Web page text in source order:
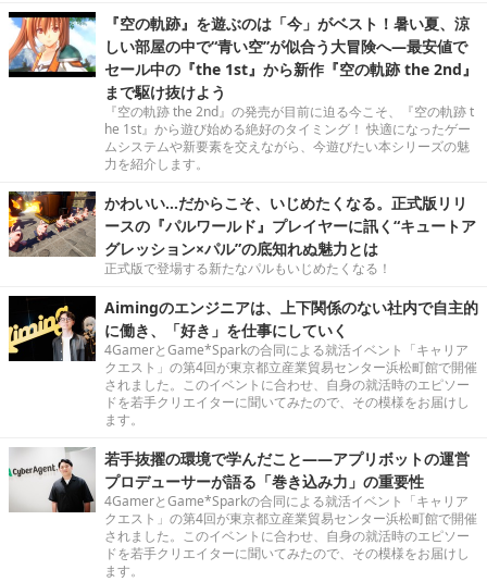
『空の軌跡』を遊ぶのは「今」がベスト！暑い夏、涼
しい部屋の中で“青い空”が似合う大冒険へ―最安値で
セール中の『the 1st』から新作『空の軌跡 the 2nd』
まで駆け抜けよう
『空の軌跡 the 2nd』の発売が目前に迫る今こそ、『空の軌跡 t
he 1st』から遊び始める絶好のタイミング！ 快適になったゲー
ムシステムや新要素を交えながら、今遊びたい本シリーズの魅
力を紹介します。
かわいい…だからこそ、いじめたくなる。正式版リリ
ースの『パルワールド』プレイヤーに訊く“キュートア
グレッション×パル”の底知れぬ魅力とは
正式版で登場する新たなパルもいじめたくなる！
Aimingのエンジニアは、上下関係のない社内で自主的
に働き、「好き」を仕事にしていく
4GamerとGame*Sparkの合同による就活イベント「キャリア
クエスト」の第4回が東京都立産業貿易センター浜松町館で開催
されました。このイベントに合わせ、自身の就活時のエピソー
ドを若手クリエイターに聞いてみたので、その模様をお届けし
ます。
若手抜擢の環境で学んだこと――アプリボットの運営
プロデューサーが語る「巻き込み力」の重要性
4GamerとGame*Sparkの合同による就活イベント「キャリア
クエスト」の第4回が東京都立産業貿易センター浜松町館で開催
されました。このイベントに合わせ、自身の就活時のエピソー
ドを若手クリエイターに聞いてみたので、その模様をお届けし
ます。